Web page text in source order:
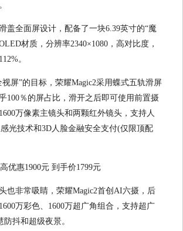
盖全面屏设计，配备了一块6.39英寸的“魔
材质，分辨率2340×1080，高对比度，
。
视屏”的目标，荣耀Magic2采用蝶式五轨滑屏
100％的屏占比，滑开之后即可使用前置摄
万像素主镜头和两颗红外镜头，支持人
光技术和3D人脸金融安全支付(仅限顶配
也非常吸睛，荣耀Magic2首创AI六摄，后
万彩色、1600万超广角组合，支持超广
抖和超级夜景。